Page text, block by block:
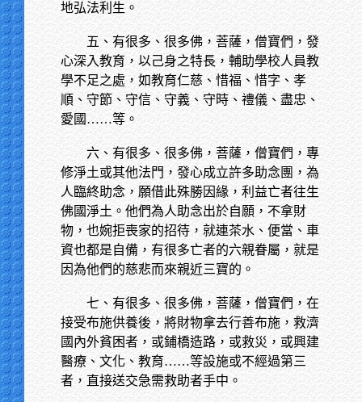
地弘法利生。
五、有很多、很多佛，菩薩，僧寶們，發
心深入教育，以己身之特長，輔助學校人員教
學不足之處，如教育仁慈、惜福、惜字、孝
順、守節、守信、守義、守時、禮儀、盡忠、
愛國……等。
六、有很多、很多佛，菩薩，僧寶們，專
修淨土或其他法門，發心成立許多助念團，為
人臨終助念，願借此殊勝因緣，利益亡者往生
佛國淨土。他們為人助念出於自願，不拿財
物，也婉拒喪家的招待，就連茶水、便當、車
資也都是自備，有很多亡者的六親眷屬，就是
因為他們的慈悲而來親近三寶的。
七、有很多、很多佛，菩薩，僧寶們，在
接受布施供養後，將財物拿去行善布施，救濟
國內外貧困者，或鋪橋造路，或救災，或興建
醫療、文化、教育……等設施或不經過第三
者，直接送交急需救助者手中。